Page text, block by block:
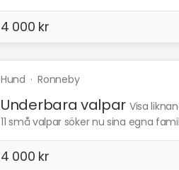
4 000 kr
Hund ·Ronneby
Underbara valpar Visa
11 små valpar söker nu sina egna
4 000 kr